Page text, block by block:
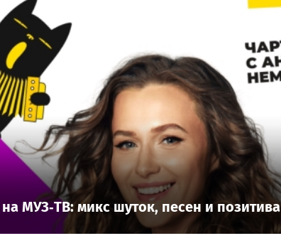
МУЗ‑ТВ: микс шуток, песен и позитива